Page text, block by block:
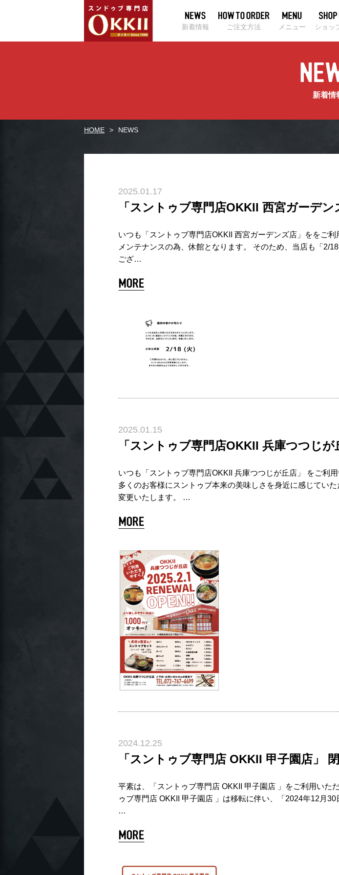
新着情報 ご注文方法 メニュー ショッ
新着情
HOME NEWS
2025.01.17
「スントゥブ専門店OKKII 西宮ガーデ
いつも「スントゥブ専門店OKKII 西宮ガーデンズ店」ををご
メンテナンスの為、休館となります。 そのため、当店も「2/
ござ…
2025.01.15
「スントゥブ専門店OKKII 兵庫つつじ
いつも「スントゥブ専門店OKKII 兵庫つつじが丘店」 をご利
多くのお客様にスントゥブ本来の美味しさを身近に感じてい
変更いたします。 …
2024.12.25
「スントゥブ専門店 OKKII 甲子園店」
平素は、「スントゥブ専門店 OKKII 甲子園店 」をご利用いた
ゥブ専門店 OKKII 甲子園店 」は移転に伴い、「2024年12月
…